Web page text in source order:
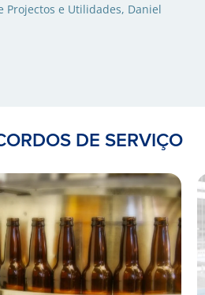
Projectos e Utilidades, Daniel
DE SERVIÇO